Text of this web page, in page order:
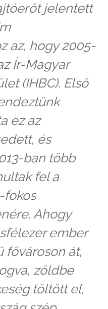
jelentett
az, hogy 2005-
Ír-Magyar
(IHBC). Első
ez az
és
ban több
fel a
fokos
Ahogy
ember
fővároson át,
zöldbe
töltött el,